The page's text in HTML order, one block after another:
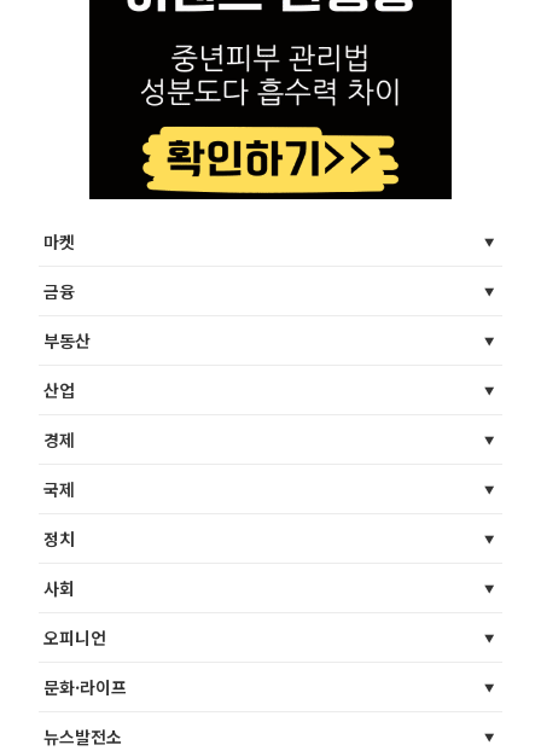
마켓
금융
부동산
산업
경제
국제
정치
사회
오피니언
문화·라이프
뉴스발전소